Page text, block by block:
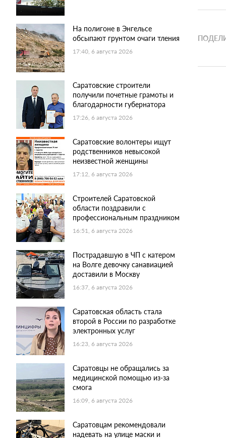
На полигоне в Энгельсе
обсыпают грунтом очаги тления
17:40, 6 августа 2026
Саратовские строители
получили почетные грамоты и
благодарности губернатора
17:26, 6 августа 2026
Саратовские волонтеры ищут
родственников невысокой
неизвестной женщины
17:12, 6 августа 2026
Строителей Саратовской
области поздравили с
профессиональным праздником
16:51, 6 августа 2026
Пострадавшую в ЧП с катером
на Волге девочку санавиацией
доставили в Москву
16:37, 6 августа 2026
Саратовская область стала
второй в России по разработке
электронных услуг
16:23, 6 августа 2026
Саратовцы не обращались за
медицинской помощью из-за
смога
16:09, 6 августа 2026
Саратовцам рекомендовали
надевать на улице маски и